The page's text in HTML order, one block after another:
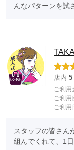
んなパターンを試
店内 5
ご利用
ご利用
ご利用
スタッフの皆さん
組んでくれて、1